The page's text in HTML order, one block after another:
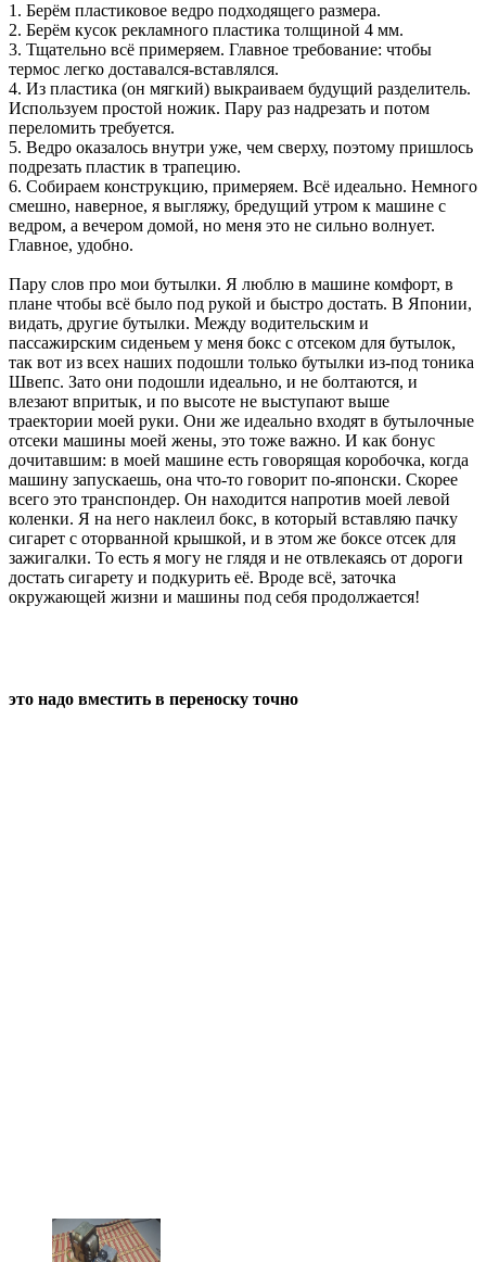
1. Берём пластиковое ведро подходящего размера.
2. Берём кусок рекламного пластика толщиной 4 мм.
3. Тщательно всё примеряем. Главное требование: чтобы
термос легко доставался-вставлялся.
4. Из пластика (он мягкий) выкраиваем будущий разделитель.
Используем простой ножик. Пару раз надрезать и потом
переломить требуется.
5. Ведро оказалось внутри уже, чем сверху, поэтому пришлось
подрезать пластик в трапецию.
6. Собираем конструкцию, примеряем. Всё идеально. Немного
смешно, наверное, я выгляжу, бредущий утром к машине с
ведром, а вечером домой, но меня это не сильно волнует.
Главное, удобно.
Пару слов про мои бутылки. Я люблю в машине комфорт, в
плане чтобы всё было под рукой и быстро достать. В Японии,
видать, другие бутылки. Между водительским и
пассажирским сиденьем у меня бокс с отсеком для бутылок,
так вот из всех наших подошли только бутылки из-под тоника
Швепс. Зато они подошли идеально, и не болтаются, и
влезают впритык, и по высоте не выступают выше
траектории моей руки. Они же идеально входят в бутылочные
отсеки машины моей жены, это тоже важно. И как бонус
дочитавшим: в моей машине есть говорящая коробочка, когда
машину запускаешь, она что-то говорит по-японски. Скорее
всего это транспондер. Он находится напротив моей левой
коленки. Я на него наклеил бокс, в который вставляю пачку
сигарет с оторванной крышкой, и в этом же боксе отсек для
зажигалки. То есть я могу не глядя и не отвлекаясь от дороги
достать сигарету и подкурить её. Вроде всё, заточка
окружающей жизни и машины под себя продолжается!
это надо вместить в переноску точно